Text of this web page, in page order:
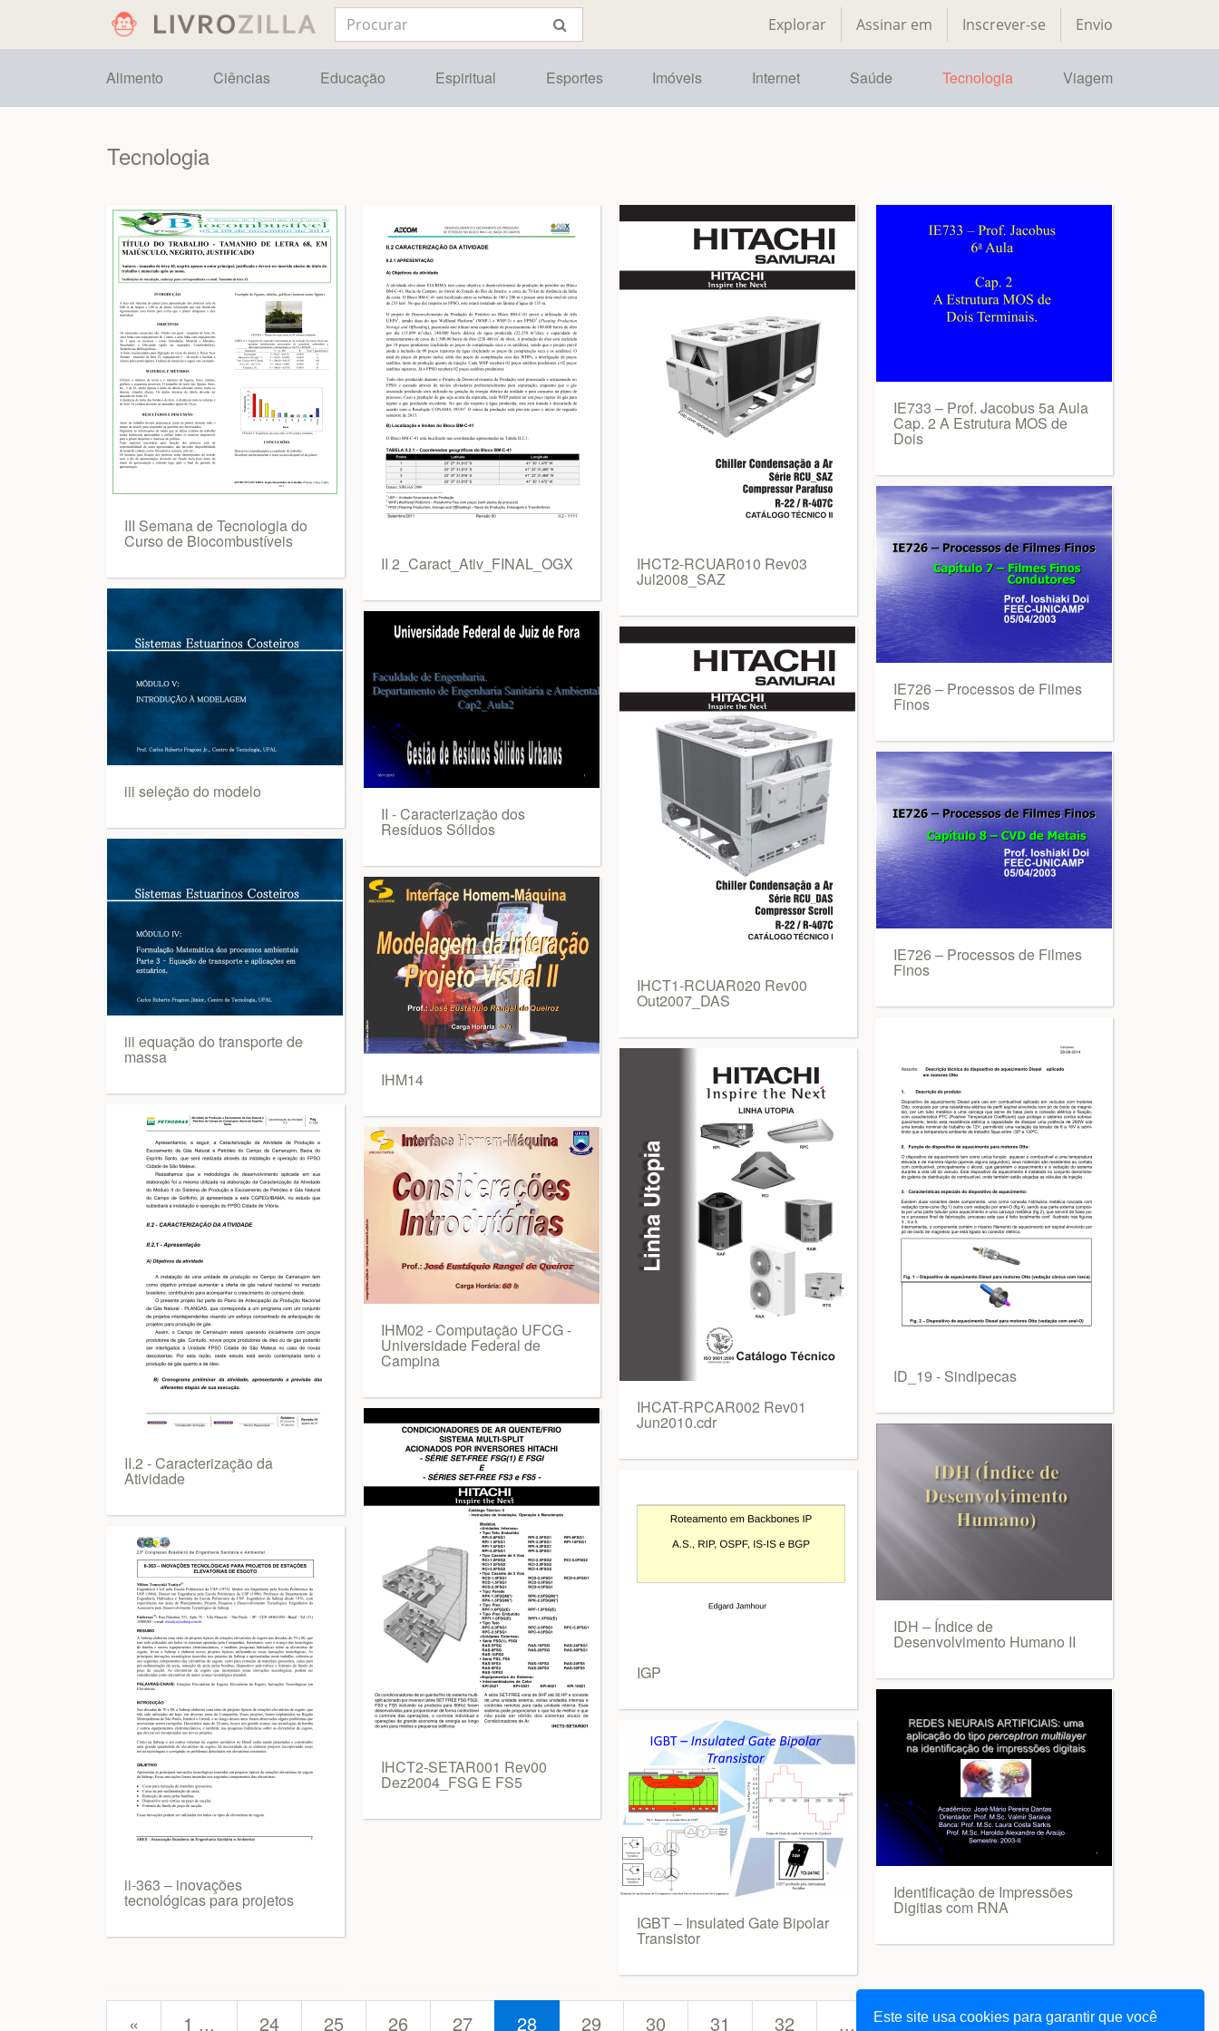
Este site usa cookies para garantir que você
Explorar Assinar em Inscrever-se Envio
Alimento Ciências Educação Espiritual Esportes Imóveis Internet Saúde Tecnologia Viagem
Tecnologia
III Semana de Tecnologia do
Curso de Biocombustíveis
iii seleção do modelo
iii equação do transporte de
massa
II.2 - Caracterização da
Atividade
ii-363 – inovações
tecnológicas para projetos
II 2_Caract_Ativ_FINAL_OGX
II - Caracterização dos
Resíduos Sólidos
IHM14
IHM02 - Computação UFCG -
Universidade Federal de
Campina
IHCT2-SETAR001 Rev00
Dez2004_FSG E FS5
IHCT2-RCUAR010 Rev03
Jul2008_SAZ
IHCT1-RCUAR020 Rev00
Out2007_DAS
IHCAT-RPCAR002 Rev01
Jun2010.cdr
IGP
IGBT – Insulated Gate Bipolar
Transistor
IE733 – Prof. Jacobus 5a Aula
Cap. 2 A Estrutura MOS de
Dois
IE726 – Processos de Filmes
Finos
IE726 – Processos de Filmes
Finos
ID_19 - Sindipecas
IDH – Índice de
Desenvolvimento Humano II
Identificação de Impressões
Digitias com RNA
« 1 ... 24 25 26 27 28 29 30 31 32 ... 578 »next